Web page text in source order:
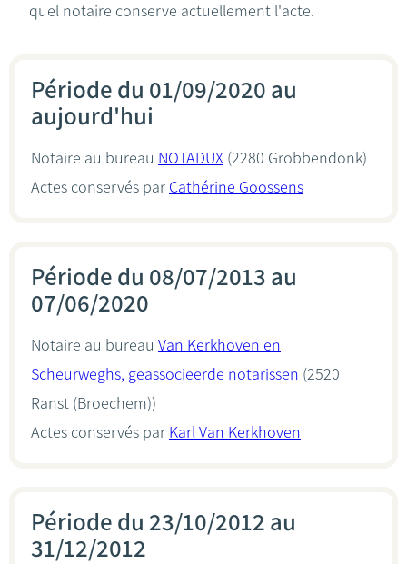
quel notaire conserve actuellement l'acte.
Période du 01/09/2020 au
aujourd'hui
Notaire au bureau NOTADUX (2280 Grobbendonk)
Actes conservés par Cathérine Goossens
Période du 08/07/2013 au
07/06/2020
Notaire au bureau Van Kerkhoven en
Scheurweghs, geassocieerde notarissen (2520
Ranst (Broechem))
Actes conservés par Karl Van Kerkhoven
Période du 23/10/2012 au
31/12/2012